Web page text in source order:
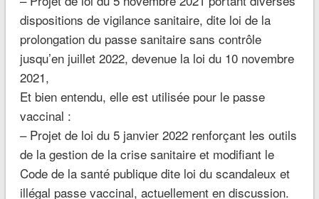
dispositions de vigilance sanitaire, dite loi de la
prolongation du passe sanitaire sans contrôle
jusqu’en juillet 2022, devenue la loi du 10 novembre
2021,
Et bien entendu, elle est utilisée pour le passe
vaccinal :
– Projet de loi du 5 janvier 2022 renforçant les outils
de la gestion de la crise sanitaire et modifiant le
Code de la santé publique dite loi du scandaleux et
illégal passe vaccinal, actuellement en discussion.